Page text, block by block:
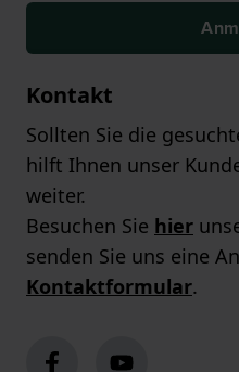
Kontakt
Sollten Sie die
hilft Ihnen unser
weiter.
Besuchen Sie hier
senden Sie uns eine
Kontaktformular.